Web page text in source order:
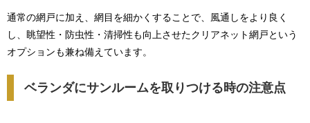
通常の網戸に加え、網目を細かくすることで、風通しをより良く
し、眺望性・防虫性・清掃性も向上させたクリアネット網戸という
オプションも兼ね備えています。
ベランダにサンルームを取りつける時の注意点